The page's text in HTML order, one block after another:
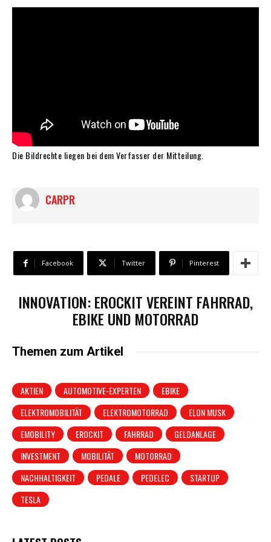
Die Bildrechte liegen bei dem Verfasser der Mitteilung.
CARPR
Facebook Twitter Pinterest
INNOVATION: EROCKIT VEREINT FAHRRAD,
EBIKE UND MOTORRAD
Themen zum Artikel
AKTIEN AUTOMOTIVE-EXPERTEN
EBIKE
ELEKTROMOBILITÄT
ELEKTROMOTORRAD
ELON MUSK
EMOBILITY
EROCKIT FAHRRAD
GELDANLAGE
INVESTMENT
MOBILITÄT
MOTORRAD
NACHHALTIGKEIT
PEDALE PEDELEC
STARTUP
TESLA